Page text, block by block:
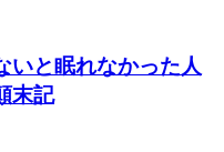
いと眠れなかった人
末記